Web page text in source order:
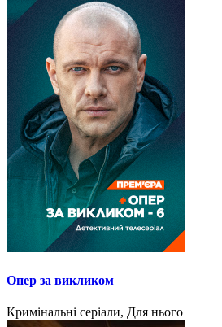
Опер за викликом
Кримінальні серіали, Для нього